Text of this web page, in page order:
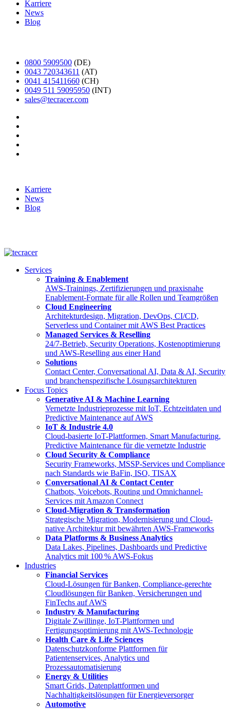
Karriere
News
Blog
0800 5909500 (DE)
0043 720343611 (AT)
0041 415411660 (CH)
0049 511 59095950 (INT)
sales@tecracer.com
Karriere
News
Blog
Services
Training & Enablement
AWS-Trainings, Zertifizierungen und praxisnahe
Enablement-Formate für alle Rollen und Teamgrößen
Cloud Engineering
Architekturdesign, Migration, DevOps, CI/CD,
Serverless und Container mit AWS Best Practices
Managed Services & Reselling
24/7-Betrieb, Security Operations, Kostenoptimierung
und AWS-Reselling aus einer Hand
Solutions
Contact Center, Conversational AI, Data & AI, Security
und branchenspezifische Lösungsarchitekturen
Focus Topics
Generative AI & Machine Learning
Vernetzte Industrieprozesse mit IoT, Echtzeitdaten und
Predictive Maintenance auf AWS
IoT & Industrie 4.0
Cloud-basierte IoT-Plattformen, Smart Manufacturing,
Predictive Maintenance für die vernetzte Industrie
Cloud Security & Compliance
Security Frameworks, MSSP-Services und Compliance
nach Standards wie BaFin, ISO, TISAX
Conversational AI & Contact Center
Chatbots, Voicebots, Routing und Omnichannel-
Services mit Amazon Connect
Cloud-Migration & Transformation
Strategische Migration, Modernisierung und Cloud-
native Architektur mit bewährten AWS-Frameworks
Data Platforms & Business Analytics
Data Lakes, Pipelines, Dashboards und Predictive
Analytics mit 100 % AWS-Fokus
Industries
Financial Services
Cloud-Lösungen für Banken, Compliance-gerechte
Cloudlösungen für Banken, Versicherungen und
FinTechs auf AWS
Industry & Manufacturing
Digitale Zwillinge, IoT-Plattformen und
Fertigungsoptimierung mit AWS-Technologie
Health Care & Life Sciences
Datenschutzkonforme Plattformen für
Patientenservices, Analytics und
Prozessautomatisierung
Energy & Utilities
Smart Grids, Datenplattformen und
Nachhaltigkeitslösungen für Energieversorger
Automotive